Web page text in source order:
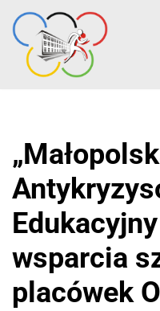
treści
Przejdź
treści
wsparcia
placówek